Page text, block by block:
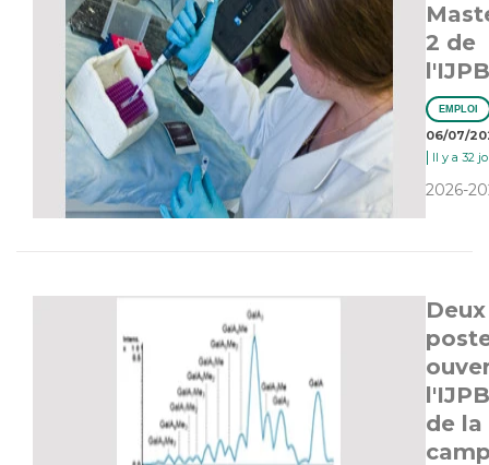
2 de
l'IJPB
EMPLOI
06/07/
| Il y a 32
2026-
Deux
de la